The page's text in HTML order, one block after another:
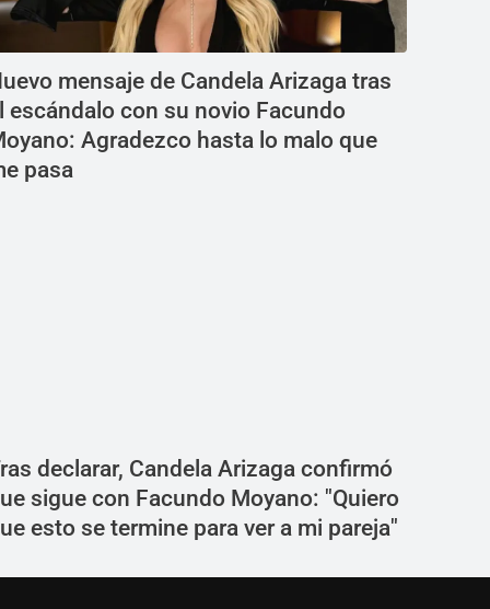
mensaje de Candela Arizaga tras
escándalo con su novio Facundo
Agradezco hasta lo malo que
pasa
declarar, Candela Arizaga confirmó
sigue con Facundo Moyano: "Quiero
esto se termine para ver a mi pareja"